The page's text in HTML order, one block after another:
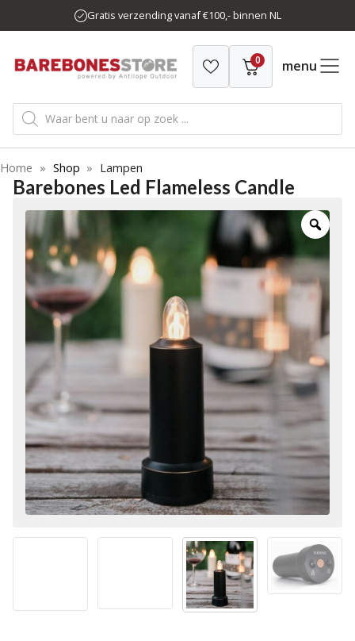
naar
inhoud
Gratis verzending vanaf €100,- binnen NL
0 menu
Producten
zoeken
Home » Shop » Lampen
Barebones Led Flameless Candle